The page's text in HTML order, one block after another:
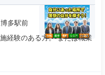
多駅前
経験のある方。 または職業